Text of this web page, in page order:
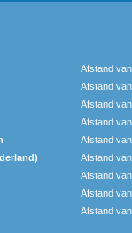
Afstand van
Afstand van
Afstand van
Afstand van
Afstand van
Afstand van
Afstand van
Afstand van
Afstand van